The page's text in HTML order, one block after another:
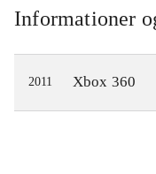
udfører tricks,
sponsorerne
øjnene op for
fløjet op til
helikopter, og
Informationer
2011 Xbox 360